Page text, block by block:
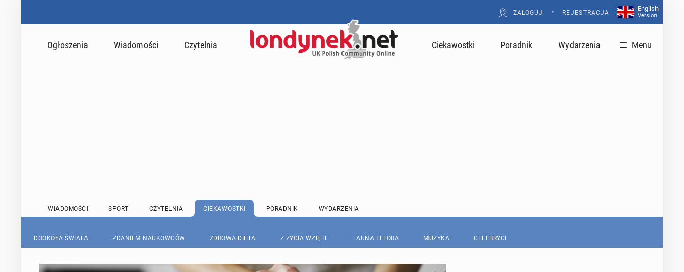
ZALOGUJ • REJESTRACJA
English
Version
Ogłoszenia Wiadomości Czytelnia Ciekawostki Poradnik Wydarzenia Menu
WIADOMOŚCI SPORT CZYTELNIA CIEKAWOSTKI PORADNIK WYDARZENIA
DOOKOŁA ŚWIATA ZDANIEM NAUKOWCÓW ZDROWA DIETA Z ŻYCIA WZIĘTE FAUNA I FLORA MUZYKA CELEBRYCI